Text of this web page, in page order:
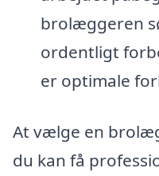
brolæggeren
ordentligt
er optimale
At vælge en
du kan få